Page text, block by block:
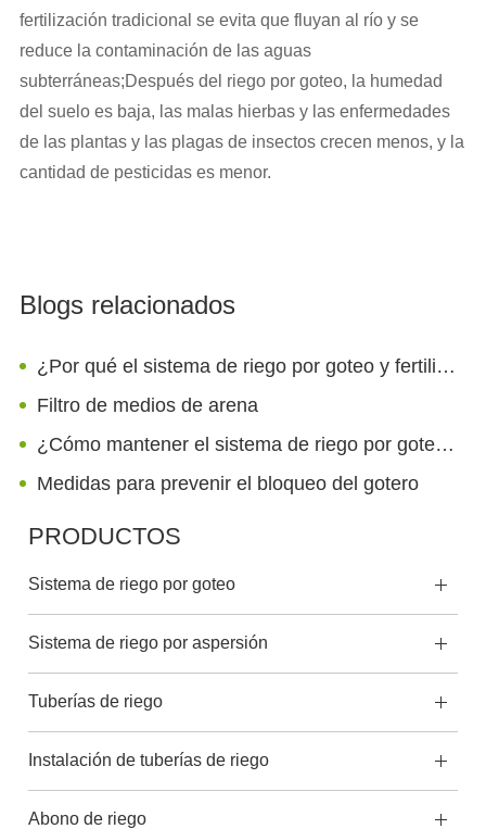
fertilización tradicional se evita que fluyan al río y se
reduce la contaminación de las aguas
subterráneas;Después del riego por goteo, la humedad
del suelo es baja, las malas hierbas y las enfermedades
de las plantas y las plagas de insectos crecen menos, y la
cantidad de pesticidas es menor.
Blogs relacionados
¿Por qué el sistema de riego por goteo y fertilización ahorra más agua que el riego tradicional?
Filtro de medios de arena
¿Cómo mantener el sistema de riego por goteo?
Medidas para prevenir el bloqueo del gotero
PRODUCTOS
Sistema de riego por goteo
Sistema de riego por aspersión
Tuberías de riego
Instalación de tuberías de riego
Abono de riego